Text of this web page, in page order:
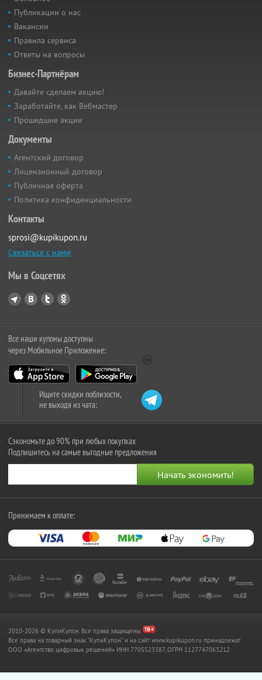
Публикации о нас
Вакансии
Правила сервиса
Ответы на вопросы
Бизнес-Партнёрам
Давайте сделаем акцию!
Заработайте, как Вебмастер
Прошедшие акции
Документы
Агентский договор
Лицензионный договор
Публичная оферта
Политика конфиденциальности
Контакты
sprosi@kupikupon.ru
Связаться с нами
Мы в Соцсетях
Все наши купоны доступны
через Мобильное Приложение:
Ищите скидки поблизости,
не выходя из чата:
Сэкономьте до 90% при любых покупках
Подпишитесь на самые выгодные предложения
Принимаем к оплате:
2010-2026 © КупиКупон. Все права защищены.
Все права на товарный знак "КупиКупон" и на сайт www.kupikupon.ru принадлежат
OOO «Агентство цифровых решений» ИНН 7705523387, ОГРН 1127747063212